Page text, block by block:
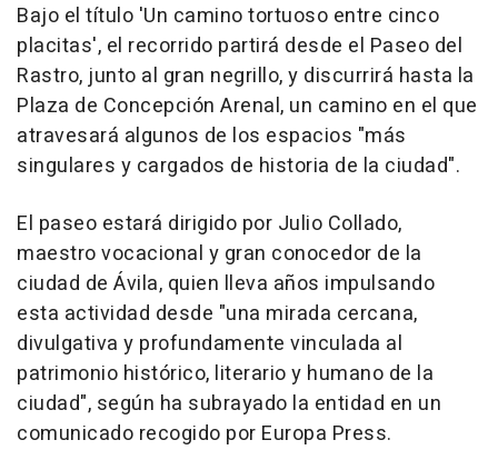
Bajo el título 'Un camino tortuoso entre cinco
placitas', el recorrido partirá desde el Paseo del
Rastro, junto al gran negrillo, y discurrirá hasta la
Plaza de Concepción Arenal, un camino en el que
atravesará algunos de los espacios "más
singulares y cargados de historia de la ciudad".
El paseo estará dirigido por Julio Collado,
maestro vocacional y gran conocedor de la
ciudad de Ávila, quien lleva años impulsando
esta actividad desde "una mirada cercana,
divulgativa y profundamente vinculada al
patrimonio histórico, literario y humano de la
ciudad", según ha subrayado la entidad en un
comunicado recogido por Europa Press.